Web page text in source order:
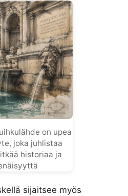
on upea
joka juhlistaa
historiaa ja
sijaitsee myös